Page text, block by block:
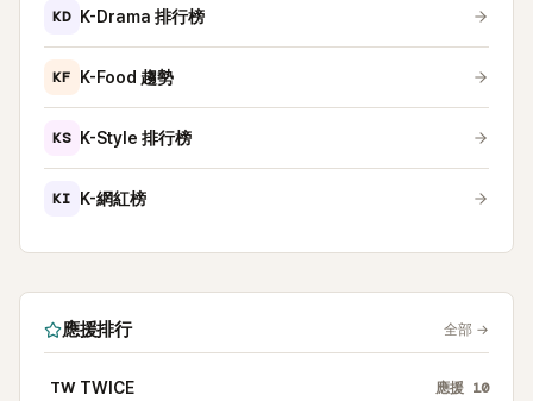
KD K-Drama 排行榜
KF K-Food 趨勢
KS K-Style 排行榜
KI K-網紅榜
應援排行 全部 →
TW TWICE 應援 10